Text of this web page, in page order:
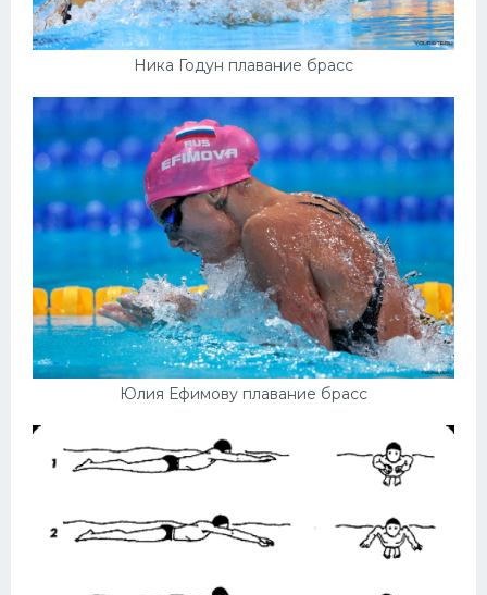
Ника Годун плавание брасс
Юлия Ефимову плавание брасс